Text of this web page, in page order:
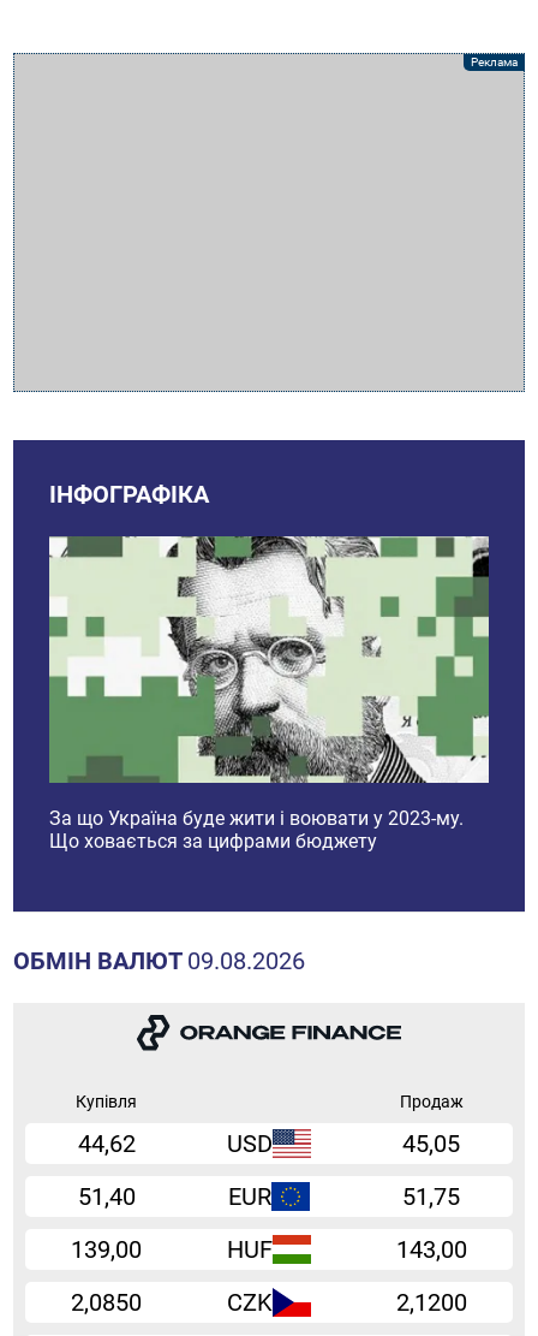
ІНФОГРАФІКА
За що Україна буде жити і воювати у 2023-му.
Що ховається за цифрами бюджету
ОБМІН ВАЛЮТ 09.08.2026
Купівля Продаж
44,62 USD
45,05
51,40
EUR
51,75
139,00
HUF
143,00
2,0850
CZK
2,1200